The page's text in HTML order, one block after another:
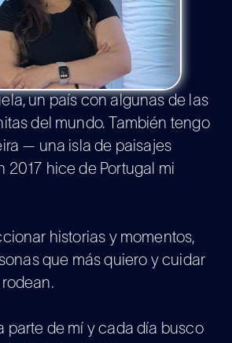
un país con algunas de las
del mundo. También tengo
— una isla de paisajes
2017 hice de Portugal mi
historias y momentos,
que más quiero y cuidar
parte de mí y cada día busco